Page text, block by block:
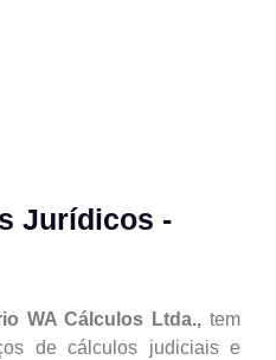
Jurídicos -
WA Cálculos Ltda., tem
de cálculos judiciais e